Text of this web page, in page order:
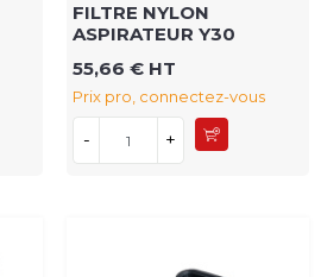
FILTRE NYLON
ASPIRATEUR Y30
55,66 € HT
Prix pro, connectez-vous
- +